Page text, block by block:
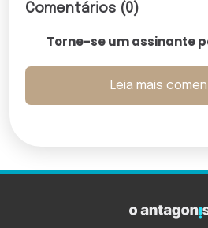
Comentários (0)
Torne-se um assinante
Leia mais